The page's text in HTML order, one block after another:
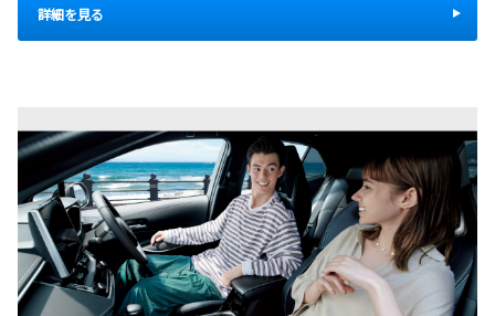
詳細を見る